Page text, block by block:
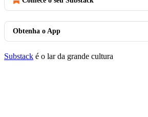
Obtenha o App
Substack é o lar da grande cultura